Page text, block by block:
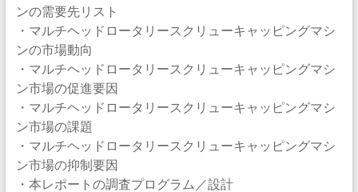
ンの需要先リスト
・マルチヘッドロータリースクリューキャッピングマシ
ンの市場動向
・マルチヘッドロータリースクリューキャッピングマシ
ン市場の促進要因
・マルチヘッドロータリースクリューキャッピングマシ
ン市場の課題
・マルチヘッドロータリースクリューキャッピングマシ
ン市場の抑制要因
・本レポートの調査プログラム／設計